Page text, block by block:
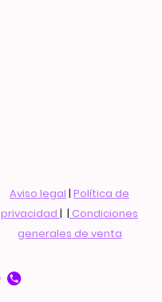
Aviso legal | Política de
privacidad | | Condiciones
generales de venta